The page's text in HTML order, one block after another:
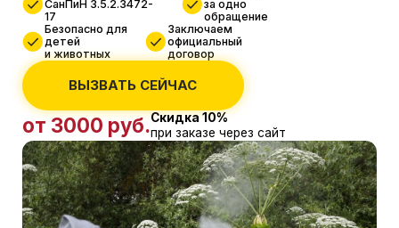
ВЫЗВАТЬ СЕЙЧАС
от 3000 руб.Скидка 10%
при заказе через сайт